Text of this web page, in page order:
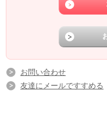
お問い合わせ
友達にメールですすめる